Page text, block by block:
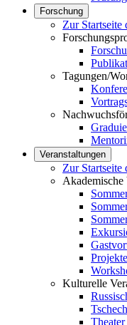
Forschung
Zur Startseite
Tagungen/
Veranstaltungen
Zur Startseite
Akademische
Kulturelle